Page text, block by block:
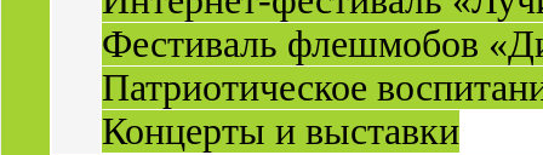
Фестиваль флешмобов
Патриотическое
Концерты и выставки